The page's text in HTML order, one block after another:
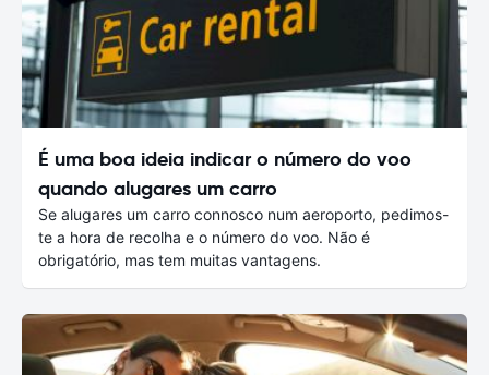
É uma boa ideia indicar o número do voo
quando alugares um carro
Se alugares um carro connosco num aeroporto, pedimos-
te a hora de recolha e o número do voo. Não é
obrigatório, mas tem muitas vantagens.